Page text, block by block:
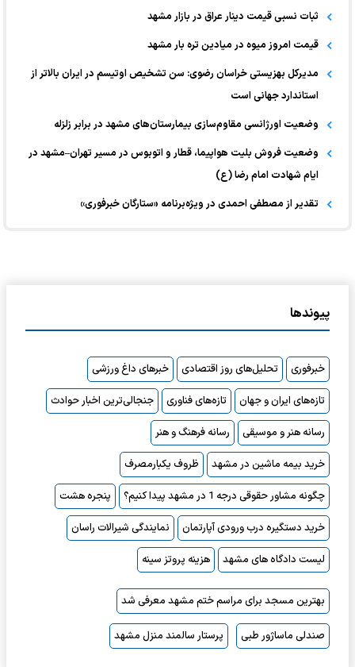
ثبات نسبی قیمت دینار عراق در بازار مشهد
قیمت امروز میوه در میادین تره بار مشهد
مدیرکل بهزیستی خراسان رضوی: سن تشخیص اوتیسم در ایران بالاتر از
استاندارد جهانی است
وضعیت اورژانسی مقاوم‌سازی بیمارستان‌های مشهد در برابر زلزله
وضعیت فروش بلیت هواپیما، قطار و اتوبوس در مسیر تهران–مشهد در
ایام شهادت امام رضا (ع)
تقدیر از مصطفی احمدی در ویژه‌برنامه «ستارگان خبرفوری»
پیوندها
خبرفوری تحلیل‌های روز اقتصادی
خبرهای داغ ورزشی
تازه‌های ایران و جهان
تازه‌های فناوری
جنجالی‌ترین اخبار حوادث
رسانه هنر و موسیقی
رسانه فرهنگ و هنر
خرید بیمه ماشین در مشهد
ظروف یکبارمصرف
چگونه مشاور حقوقی درجه 1 در مشهد پیدا کنیم؟
پنجره هشت
خرید دستگیره درب ورودی آپارتمان
نمایندگی شیرالات راسان
لیست دادگاه های مشهد
هزینه پروتز سینه
بهترین مسجد برای مراسم ختم مشهد معرفی شد
صندلی ماساژور طبی پرستار سالمند منزل مشهد